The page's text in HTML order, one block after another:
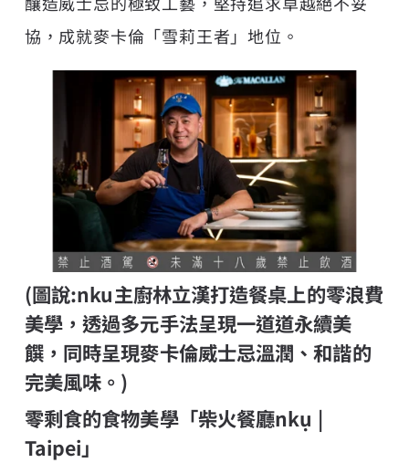
協，成就麥卡倫「雪莉王者」地位。
(圖說:nku主廚林立漢打造餐桌上的零浪費
美學，透過多元手法呈現一道道永續美
饌，同時呈現麥卡倫威士忌溫潤、和諧的
完美風味。)
零剩食的食物美學「柴火餐廳nkụ |
Taipei」